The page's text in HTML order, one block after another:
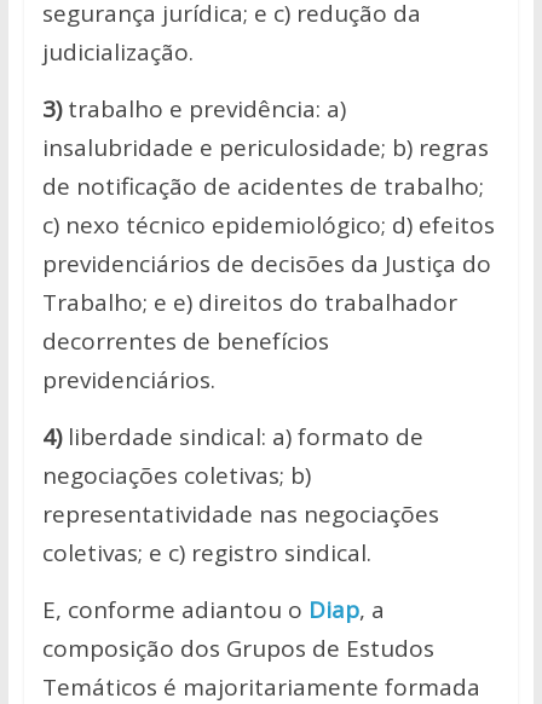
segurança jurídica; e c) redução da
judicialização.
3)trabalho e previdência: a)
insalubridade e periculosidade; b) regras
de notificação de acidentes de trabalho;
c) nexo técnico epidemiológico; d) efeitos
previdenciários de decisões da Justiça do
Trabalho; e e) direitos do trabalhador
decorrentes de benefícios
previdenciários.
4)liberdade sindical: a) formato de
negociações coletivas; b)
representatividade nas negociações
coletivas; e c) registro sindical.
E, conforme adiantou o Diap, a
composição dos Grupos de Estudos
Temáticos é majoritariamente formada